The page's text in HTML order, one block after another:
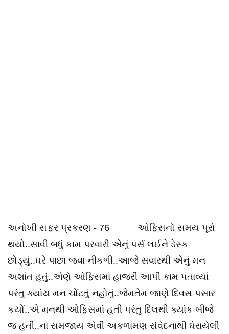
અનોખી સફર પ્રકરણ - 76 ઓફિસનો સમય પૂરો
થયો..સાવી બધું કામ પરવારી એનું પર્સ લઈને ડેસ્ક
છોડ્યું..ઘરે પાછા જવા નીકળી..આજે સવારથી એનું મન
અશાંત હતું..એણે ઓફિસમાં હાજરી આપી કામ પતાવ્યાં
પરંતુ ક્યાંય મન ચોંટતું નહોતું..જેમતેમ જાણે દિવસ પસાર
કર્યો..એ મનથી ઓફિસમાં હતી પરંતુ દિલથી ક્યાંક બીજે
જ હતી..ના સમજાય એવી અકળામણ સંવેદનાથી ઘેરાયેલી